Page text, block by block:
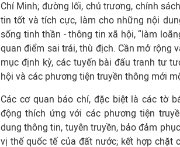
Chí Minh; đường lối, chủ trương, chính
tin tốt và tích cực, làm cho những nội
sống tinh thần - thông tin xã hội, “làm
quan điểm sai trái, thù địch. Cần mở rộng
mục định kỳ, các tuyến bài đấu tranh tư
hội và các phương tiện truyền thông mới
Các cơ quan báo chí, đặc biệt là các tờ
động thích ứng với các phương tiện
dung thông tin, tuyên truyền, bảo đảm
vị thế quốc tế của đất nước; kết hợp